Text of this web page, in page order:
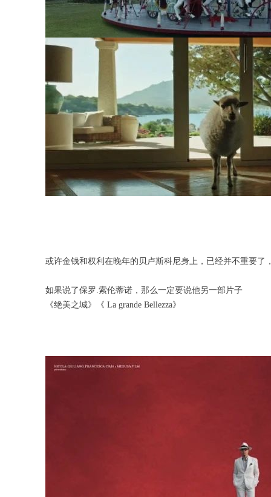
或许金钱和权利在晚年的贝卢斯科尼身上，已经并不重要
如果说了保罗.索伦蒂诺，那么一定要说他另一部片子
《绝美之城》《 La grande Bellezza》